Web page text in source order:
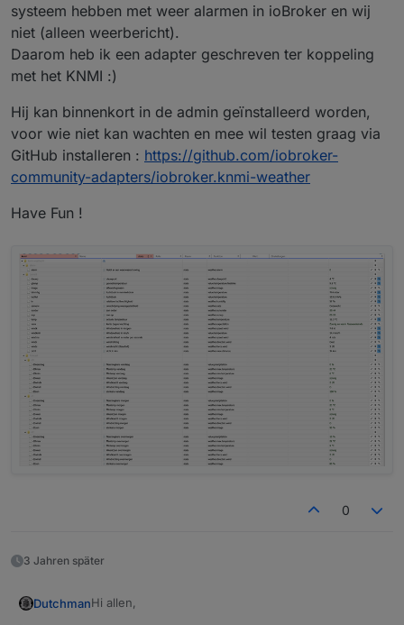
systeem hebben met weer alarmen in ioBroker en wij
niet (alleen weerbericht).
Daarom heb ik een adapter geschreven ter koppeling
met het KNMI :)
Hij kan binnenkort in de admin geïnstalleerd worden,
voor wie niet kan wachten en mee wil testen graag via
GitHub installeren : https://github.com/iobroker-
community-adapters/iobroker.knmi-weather
Have Fun !
0
3 Jahren später
DutchmanHi allen,